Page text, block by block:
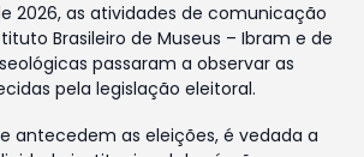
2026, as atividades de comunicação
Brasileiro de Museus – Ibram e de
passaram a observar as
pela legislação eleitoral.
antecedem as eleições, é vedada a